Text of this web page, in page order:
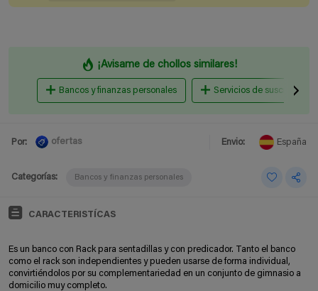
¡Avisame de chollos similares!
Bancos y finanzas personales Servicios de suscripción,
Por: ofertas Envio: España
Categorías: Bancos y finanzas personales
CARACTERISTÍCAS
Es un banco con Rack para sentadillas y con predicador. Tanto el banco
como el rack son independientes y pueden usarse de forma individual,
convirtiéndolos por su complementariedad en un conjunto de gimnasio a
domicilio muy completo.